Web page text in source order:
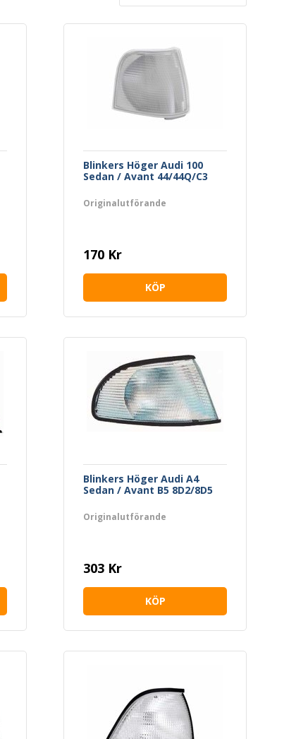
Blinkers Höger Audi 100
Sedan / Avant 44/44Q/C3
Originalutförande
170 Kr
KÖP
Blinkers Höger Audi A4
Sedan / Avant B5 8D2/8D5
Originalutförande
303 Kr
KÖP